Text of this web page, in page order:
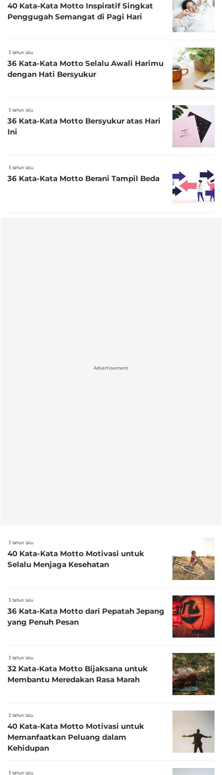
40 Kata-Kata Motto Inspiratif Singkat
Penggugah Semangat di Pagi Hari
3 tahun lalu
36 Kata-Kata Motto Selalu Awali Harimu
dengan Hati Bersyukur
3 tahun lalu
36 Kata-Kata Motto Bersyukur atas Hari
Ini
3 tahun lalu
36 Kata-Kata Motto Berani Tampil Beda
Advertisement
3 tahun lalu
40 Kata-Kata Motto Motivasi untuk
Selalu Menjaga Kesehatan
3 tahun lalu
36 Kata-Kata Motto dari Pepatah Jepang
yang Penuh Pesan
3 tahun lalu
32 Kata-Kata Motto Bijaksana untuk
Membantu Meredakan Rasa Marah
3 tahun lalu
40 Kata-Kata Motto Motivasi untuk
Memanfaatkan Peluang dalam
Kehidupan
3 tahun lalu